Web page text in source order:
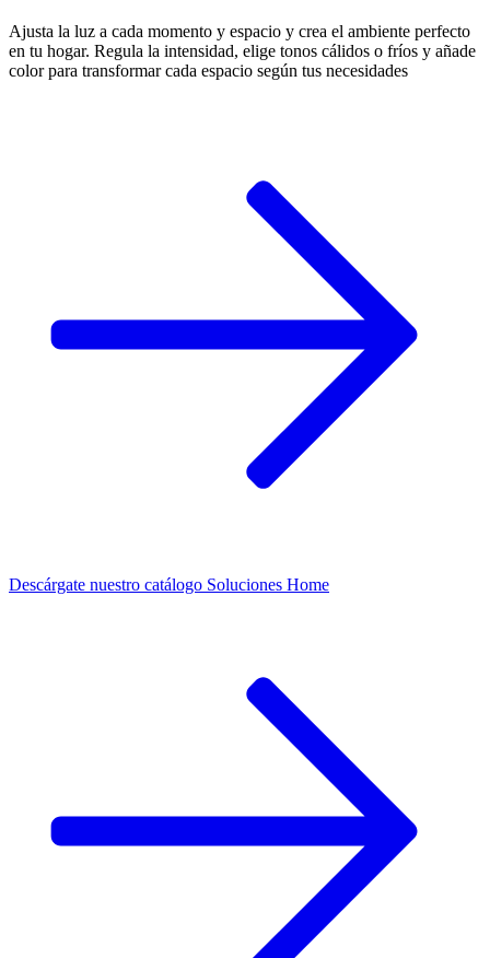
Ajusta la luz a cada momento y espacio y crea el ambiente perfecto
en tu hogar. Regula la intensidad, elige tonos cálidos o fríos y añade
color para transformar cada espacio según tus necesidades
Descárgate nuestro catálogo Soluciones Home